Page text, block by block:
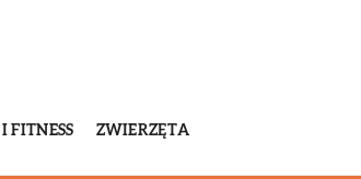
FITNESS ZWIERZĘTA